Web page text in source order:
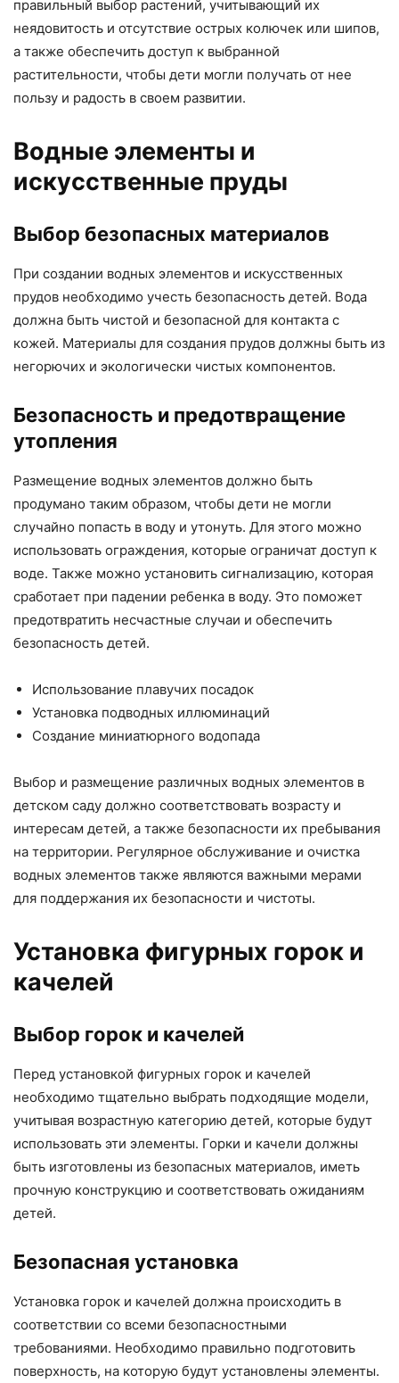
правильный выбор растений, учитывающий их
неядовитость и отсутствие острых колючек или шипов,
а также обеспечить доступ к выбранной
растительности, чтобы дети могли получать от нее
пользу и радость в своем развитии.
Водные элементы и
искусственные пруды
Выбор безопасных материалов
При создании водных элементов и искусственных
прудов необходимо учесть безопасность детей. Вода
должна быть чистой и безопасной для контакта с
кожей. Материалы для создания прудов должны быть из
негорючих и экологически чистых компонентов.
Безопасность и предотвращение
утопления
Размещение водных элементов должно быть
продумано таким образом, чтобы дети не могли
случайно попасть в воду и утонуть. Для этого можно
использовать ограждения, которые ограничат доступ к
воде. Также можно установить сигнализацию, которая
сработает при падении ребенка в воду. Это поможет
предотвратить несчастные случаи и обеспечить
безопасность детей.
Использование плавучих посадок
Установка подводных иллюминаций
Создание миниатюрного водопада
Выбор и размещение различных водных элементов в
детском саду должно соответствовать возрасту и
интересам детей, а также безопасности их пребывания
на территории. Регулярное обслуживание и очистка
водных элементов также являются важными мерами
для поддержания их безопасности и чистоты.
Установка фигурных горок и
качелей
Выбор горок и качелей
Перед установкой фигурных горок и качелей
необходимо тщательно выбрать подходящие модели,
учитывая возрастную категорию детей, которые будут
использовать эти элементы. Горки и качели должны
быть изготовлены из безопасных материалов, иметь
прочную конструкцию и соответствовать ожиданиям
детей.
Безопасная установка
Установка горок и качелей должна происходить в
соответствии со всеми безопасностными
требованиями. Необходимо правильно подготовить
поверхность, на которую будут установлены элементы.